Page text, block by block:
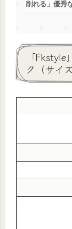
削れる」優秀
「
ク（サイ